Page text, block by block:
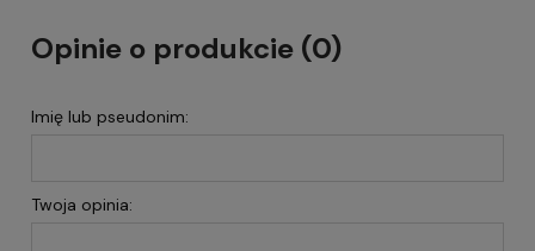
Opinie o produkcie (0)
Imię lub pseudonim:
Twoja opinia: